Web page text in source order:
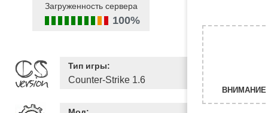
Загруженность сервера
100%
Тип игры:
Counter-Strike 1.6
ВНИМАНИЕ